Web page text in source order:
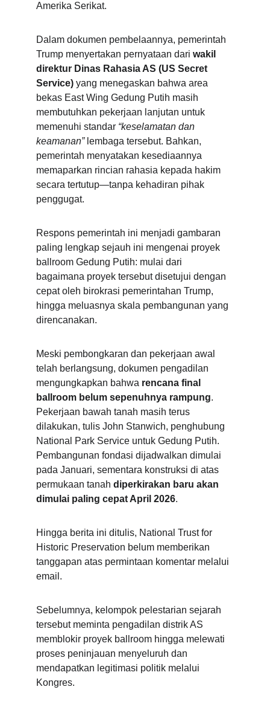
Amerika Serikat.
Dalam dokumen pembelaannya, pemerintah
Trump menyertakan pernyataan dari wakil
direktur Dinas Rahasia AS (US Secret
Service) yang menegaskan bahwa area
bekas East Wing Gedung Putih masih
membutuhkan pekerjaan lanjutan untuk
memenuhi standar “keselamatan dan
keamanan” lembaga tersebut. Bahkan,
pemerintah menyatakan kesediaannya
memaparkan rincian rahasia kepada hakim
secara tertutup—tanpa kehadiran pihak
penggugat.
Respons pemerintah ini menjadi gambaran
paling lengkap sejauh ini mengenai proyek
ballroom Gedung Putih: mulai dari
bagaimana proyek tersebut disetujui dengan
cepat oleh birokrasi pemerintahan Trump,
hingga meluasnya skala pembangunan yang
direncanakan.
Meski pembongkaran dan pekerjaan awal
telah berlangsung, dokumen pengadilan
mengungkapkan bahwa rencana final
ballroom belum sepenuhnya rampung.
Pekerjaan bawah tanah masih terus
dilakukan, tulis John Stanwich, penghubung
National Park Service untuk Gedung Putih.
Pembangunan fondasi dijadwalkan dimulai
pada Januari, sementara konstruksi di atas
permukaan tanah diperkirakan baru akan
dimulai paling cepat April 2026.
Hingga berita ini ditulis, National Trust for
Historic Preservation belum memberikan
tanggapan atas permintaan komentar melalui
email.
Sebelumnya, kelompok pelestarian sejarah
tersebut meminta pengadilan distrik AS
memblokir proyek ballroom hingga melewati
proses peninjauan menyeluruh dan
mendapatkan legitimasi politik melalui
Kongres.